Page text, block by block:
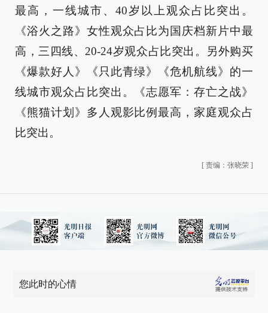
最高，一线城市、40岁以上观众占比突出。
《浴火之路》女性观众占比为国庆档新片中最
高，三四线、20-24岁观众占比突出。另外购买
《爆款好人》《只此青绿》《危机航线》的一
线城市观众占比突出。《志愿军：存亡之战》
《熊猫计划》多人观影比例最高，家庭观众占
比突出。
[ 责编：张晓荣 ]
您此时的心情